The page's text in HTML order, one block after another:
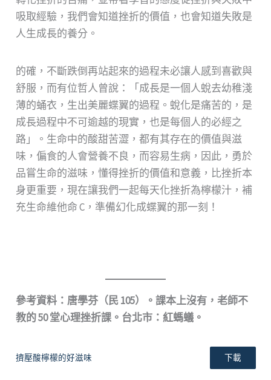
吸取經驗，我們會知道挫折的價值，也會知道失敗是
人生成長的養分。
的確，不斷跌倒再站起來的過程未必讓人感到喜歡與
舒服，而有位哲人曾說：「成長是一個人蛻去幼稚淺
薄的蛹衣，生出美麗蝶翼的過程。蛻化是痛苦的，是
成長過程中不可逾越的現實，也是每個人的必經之
路」。生命中的酸甜苦澀，都有其存在的價值與滋
味，偏食的人會營養不良，而容易生病，因此，勇於
品嘗生命的滋味，懂得挫折的價值和意義，比挫折本
身更重要，現在讓我們一起每天化挫折為檸檬汁，補
充生命維他命 C，準備幻化成蝶翼的那一刻！
參考資料：唐學芬（民 105）。課本上沒有，老師不
教的 50 堂心理挫折課。台北市：紅螞蟻。
擠壓酸檸檬的好滋味 下載